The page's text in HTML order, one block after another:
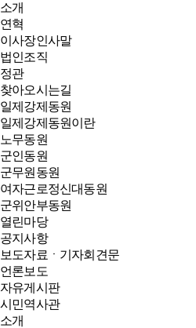
소개
연혁
이사장인사말
법인조직
정관
찾아오시는길
일제강제동원
일제강제동원이란
노무동원
군인동원
군무원동원
여자근로정신대동원
군위안부동원
열린마당
공지사항
보도자료ㆍ기자회견문
언론보도
자유게시판
시민역사관
소개